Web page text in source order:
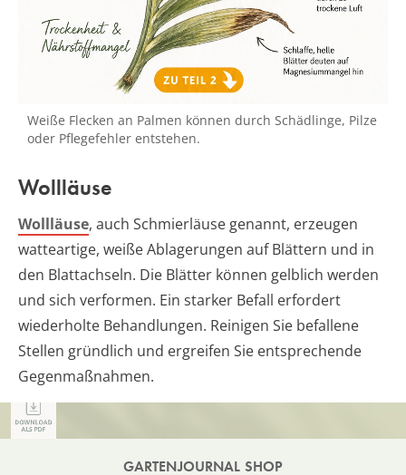
Weiße Flecken an Palmen können durch Schädlinge, Pilze
oder Pflegefehler entstehen.
Wollläuse
Wollläuse, auch Schmierläuse genannt, erzeugen
watteartige, weiße Ablagerungen auf Blättern und in
den Blattachseln. Die Blätter können gelblich werden
und sich verformen. Ein starker Befall erfordert
wiederholte Behandlungen. Reinigen Sie befallene
Stellen gründlich und ergreifen Sie entsprechende
Gegenmaßnahmen.
GARTENJOURNAL SHOP